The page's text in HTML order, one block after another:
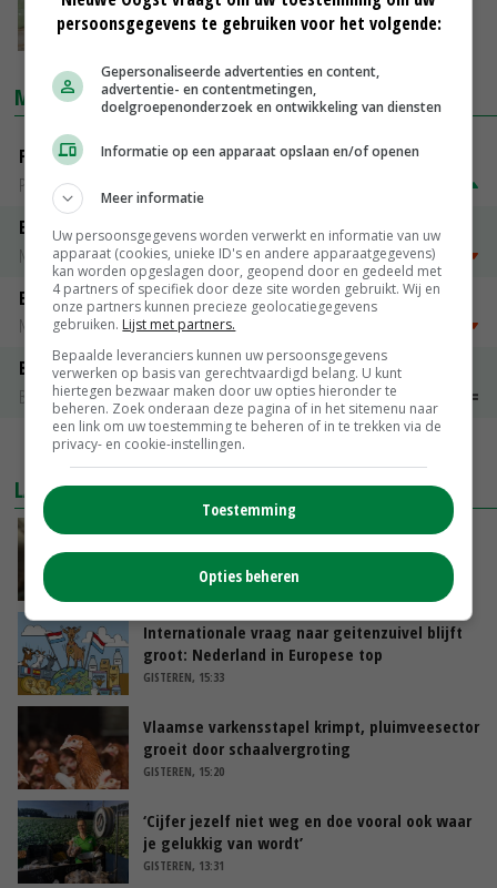
17-04-2015
MARKTPRIJZEN
Fritesgeschikt NL Du Be
PotatoNL
Emmeloord Tarwe
Noteringen
€ 205,00~ € 208,00
Emmeloord Schaaltjespeen
Noteringen
Bintje A 28/35
Bintje Info
€ 48,00~
MEER MARKTPRIJZEN
LAATSTE NIEUWS
‘Samenwerking A-ware en Amalthea gaat
zorgen voor meer balans’
GISTEREN, 16:01
Internationale vraag naar geitenzuivel blijft
groot: Nederland in Europese top
GISTEREN, 15:33
Vlaamse varkensstapel krimpt, pluimveesector
groeit door schaalvergroting
GISTEREN, 15:20
‘Cijfer jezelf niet weg en doe vooral ook waar
je gelukkig van wordt’
GISTEREN, 13:31
persoonsgegevens te gebruiken voor het volgende:
Gepersonaliseerde advertenties en content,
advertentie- en contentmetingen,
doelgroepenonderzoek en ontwikkeling van diensten
Informatie op een apparaat opslaan en/of openen
Meer informatie
Uw persoonsgegevens worden verwerkt en informatie van uw
apparaat (cookies, unieke ID's en andere apparaatgegevens)
kan worden opgeslagen door, geopend door en gedeeld met
4 partners of specifiek door deze site worden gebruikt. Wij en
onze partners kunnen precieze geolocatiegegevens
gebruiken. Lijst met partners.
Bepaalde leveranciers kunnen uw persoonsgegevens
verwerken op basis van gerechtvaardigd belang. U kunt
hiertegen bezwaar maken door uw opties hieronder te
beheren. Zoek onderaan deze pagina of in het sitemenu naar
een link om uw toestemming te beheren of in te trekken via de
privacy- en cookie-instellingen.
Toestemming
Opties beheren